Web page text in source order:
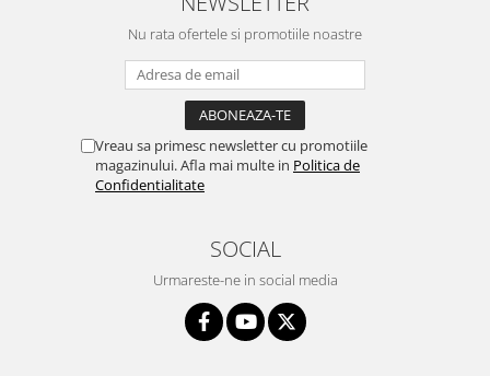
Nu rata ofertele si promotiile noastre
Vreau sa primesc newsletter cu promotiile
magazinului. Afla mai multe in Politica de
Confidentialitate
SOCIAL
Urmareste-ne in social media